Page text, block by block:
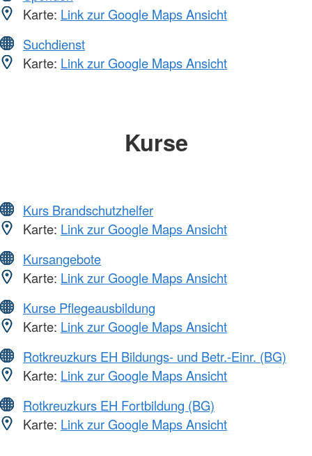
Karte: Link zur Google Maps Ansicht
Suchdienst
Karte: Link zur Google Maps Ansicht
Kurse
Kurs Brandschutzhelfer
Karte: Link zur Google Maps Ansicht
Kursangebote
Karte: Link zur Google Maps Ansicht
Kurse Pflegeausbildung
Karte: Link zur Google Maps Ansicht
Rotkreuzkurs EH Bildungs- und Betr.-Einr. (BG)
Karte: Link zur Google Maps Ansicht
Rotkreuzkurs EH Fortbildung (BG)
Karte: Link zur Google Maps Ansicht